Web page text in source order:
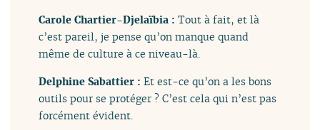
Carole Chartier-Djelaïbia :Tout à fait, et là
c’est pareil, je pense qu’on manque quand
même de culture à ce niveau-là.
Delphine Sabattier :Et est-ce qu’on a les bons
outils pour se protéger ? C’est cela qui n’est pas
forcément évident.